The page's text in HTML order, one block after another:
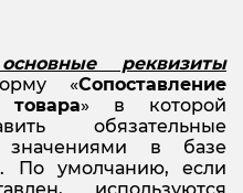
реквизиты
«Сопоставление
» в которой
обязательные
в базе
По умолчанию, если